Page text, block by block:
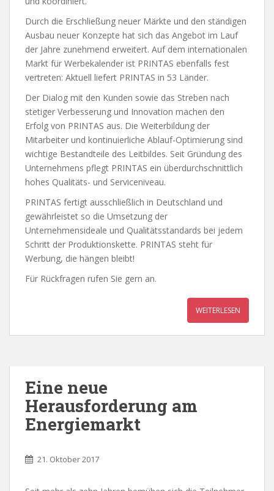
Durch die Erschließung neuer Märkte und den ständigen
Ausbau neuer Konzepte hat sich das Angebot im Lauf
der Jahre zunehmend erweitert. Auf dem internationalen
Markt für Werbekalender ist PRINTAS ebenfalls fest
vertreten: Aktuell liefert PRINTAS in 53 Länder.
Der Dialog mit den Kunden sowie das Streben nach
stetiger Verbesserung und Innovation machen den
Erfolg von PRINTAS aus. Die Weiterbildung der
Mitarbeiter und kontinuierliche Ablauf-Optimierung sind
wichtige Bestandteile des Leitbildes. Seit Gründung des
Unternehmens pflegt PRINTAS ein überdurchschnittlich
hohes Qualitäts- und Serviceniveau.
PRINTAS fertigt ausschließlich in Deutschland und
gewährleistet so die Umsetzung der
Unternehmensideale und Qualitätsstandards bei jedem
Schritt der Produktionskette. PRINTAS steht für
Werbung, die hängen bleibt!
Für Rückfragen rufen Sie gern an.
WEITERLESEN
Eine neue
Herausforderung am
Energiemarkt
21. Oktober 2017